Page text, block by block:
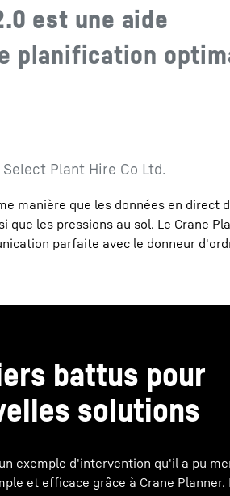
est une aide
planification
Plant Hire Co Ltd.
manière que les données en
que les pressions au sol. Le Crane
parfaite avec le donneur
battus pour
solutions
exemple d'intervention qu'il a pu
et efficace grâce à Crane Planner.